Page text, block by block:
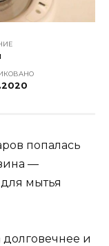
попалась
—
мытья
и